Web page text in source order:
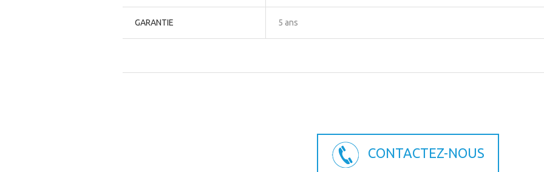
GARANTIE 5 ans
CONTACTEZ-NOUS